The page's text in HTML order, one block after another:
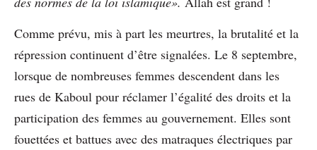
Comme prévu, mis à part les meurtres, la brutalité et la
répression continuent d’être signalées. Le 8 septembre,
lorsque de nombreuses femmes descendent dans les
rues de Kaboul pour réclamer l’égalité des droits et la
participation des femmes au gouvernement. Elles sont
fouettées et battues avec des matraques électriques par